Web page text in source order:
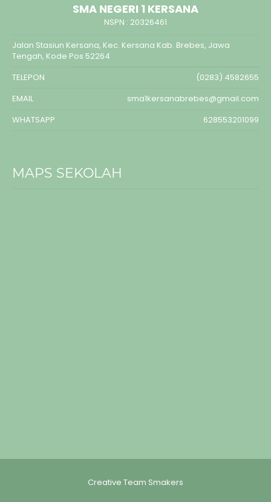
SMA NEGERI 1 KERSANA
NSPN : 20326461
Jalan Stasiun Kersana, Kec. Kersana Kab. Brebes, Jawa
Tengah, Kode Pos 52264
TELEPON
(0283) 4582655
EMAIL
sma1kersanabrebes@gmail.com
WHATSAPP
628553201099
MAPS SEKOLAH
Creative Team Smakers